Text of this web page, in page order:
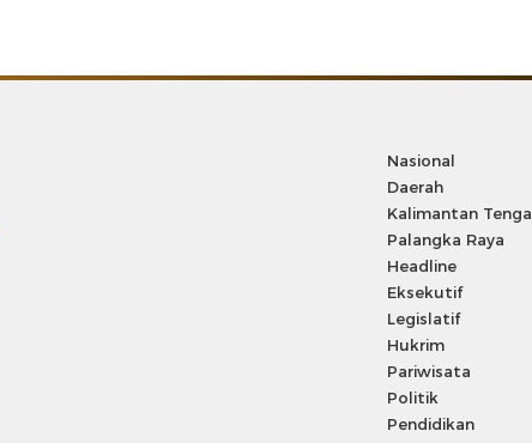
Nasional
Daerah
Kalimantan
Palangka Raya
Headline
Eksekutif
Legislatif
Hukrim
Pariwisata
Politik
Pendidikan